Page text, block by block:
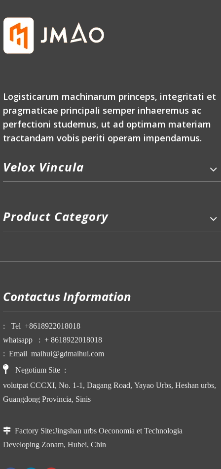
Logisticarum machinarum princeps, integritati et
pragmaticae principali semper inhaeremus ac
perfectioni studemus, ut ad optimam materiam
tractandam vobis periti operam impendamus.
Velox Vincula
Product Category
Contactus Information
: Tel +8618922018018
whatsapp
: + 8618922018018
: Email maihui@gdmaihui.com
 Negotium Site :
volutpat CCCXI, No. 1-1, Dagang Road, Yayao Urbs, Heshan urbs,
Guangdong Provincia, Sinis
 Factory Site:Jingshan urbs Oeconomia et Technologia
Developing Zonam, Hubei, Chin